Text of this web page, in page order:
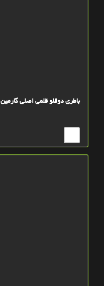
باطری دوقلو قلمی اصلی گارمین NiMH Battery Garmin Pack